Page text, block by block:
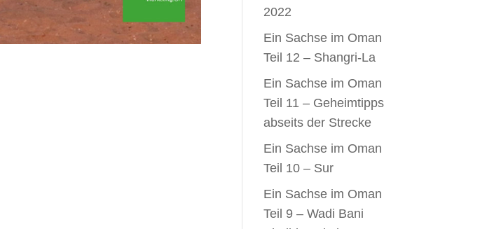
2022
Ein Sachse im Oman
Teil 12 – Shangri-La
Ein Sachse im Oman
Teil 11 – Geheimtipps
abseits der Strecke
Ein Sachse im Oman
Teil 10 – Sur
Ein Sachse im Oman
Teil 9 – Wadi Bani